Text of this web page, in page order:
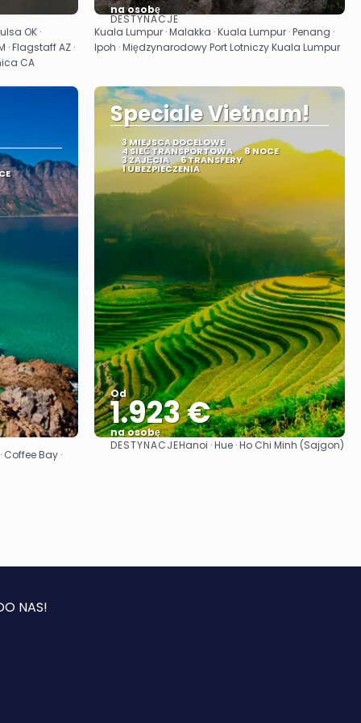
OK ·
· Flagstaff AZ ·
CA
na osobę
Zobacz
DESTYNACJE
Kuala Lumpur · Malakka · Kuala Lumpur · Penang ·
Ipoh · Międzynarodowy Port Lotniczy Kuala Lumpur
Coffee Bay ·
Speciale Vietnam!
3 MIEJSCA DOCELOWE
4 SIEĆ TRANSPORTOWA 8 NOCE
3 ZAJĘCIA 6 TRANSFERY
1 UBEZPIECZENIA
Od
1.923 €
na osobę
Zobacz
DESTYNACJEHanoi · Hue · Ho Chi Minh (Sajgon)
NAS!